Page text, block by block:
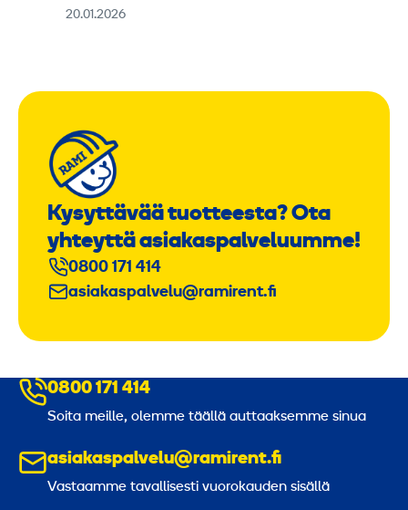
20.01.2026
Kysyttävää tuotteesta? Ota
yhteyttä asiakaspalveluumme!
0800 171 414
asiakaspalvelu@ramirent.fi
0800 171 414
Soita meille, olemme täällä auttaaksemme sinua
asiakaspalvelu@ramirent.fi
Vastaamme tavallisesti vuorokauden sisällä